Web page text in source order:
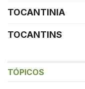
TOCANTINIA
TOCANTINS
TÓPICOS